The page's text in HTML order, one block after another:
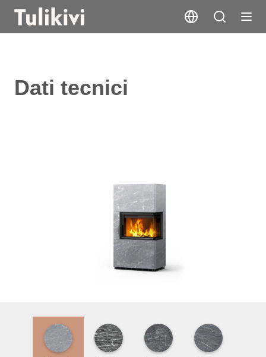
Dati tecnici